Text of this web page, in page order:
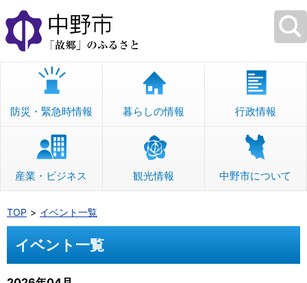
本
文
へ
移
防災・緊急時情報 暮らしの情報 行政情報
産業・ビジネス 観光情報 中野市について
TOP イベント一覧
イベント一覧